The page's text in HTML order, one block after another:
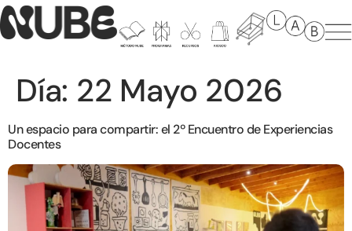
Día: 22 Mayo 2026
Un espacio para compartir: el 2º Encuentro de Experiencias
Docentes